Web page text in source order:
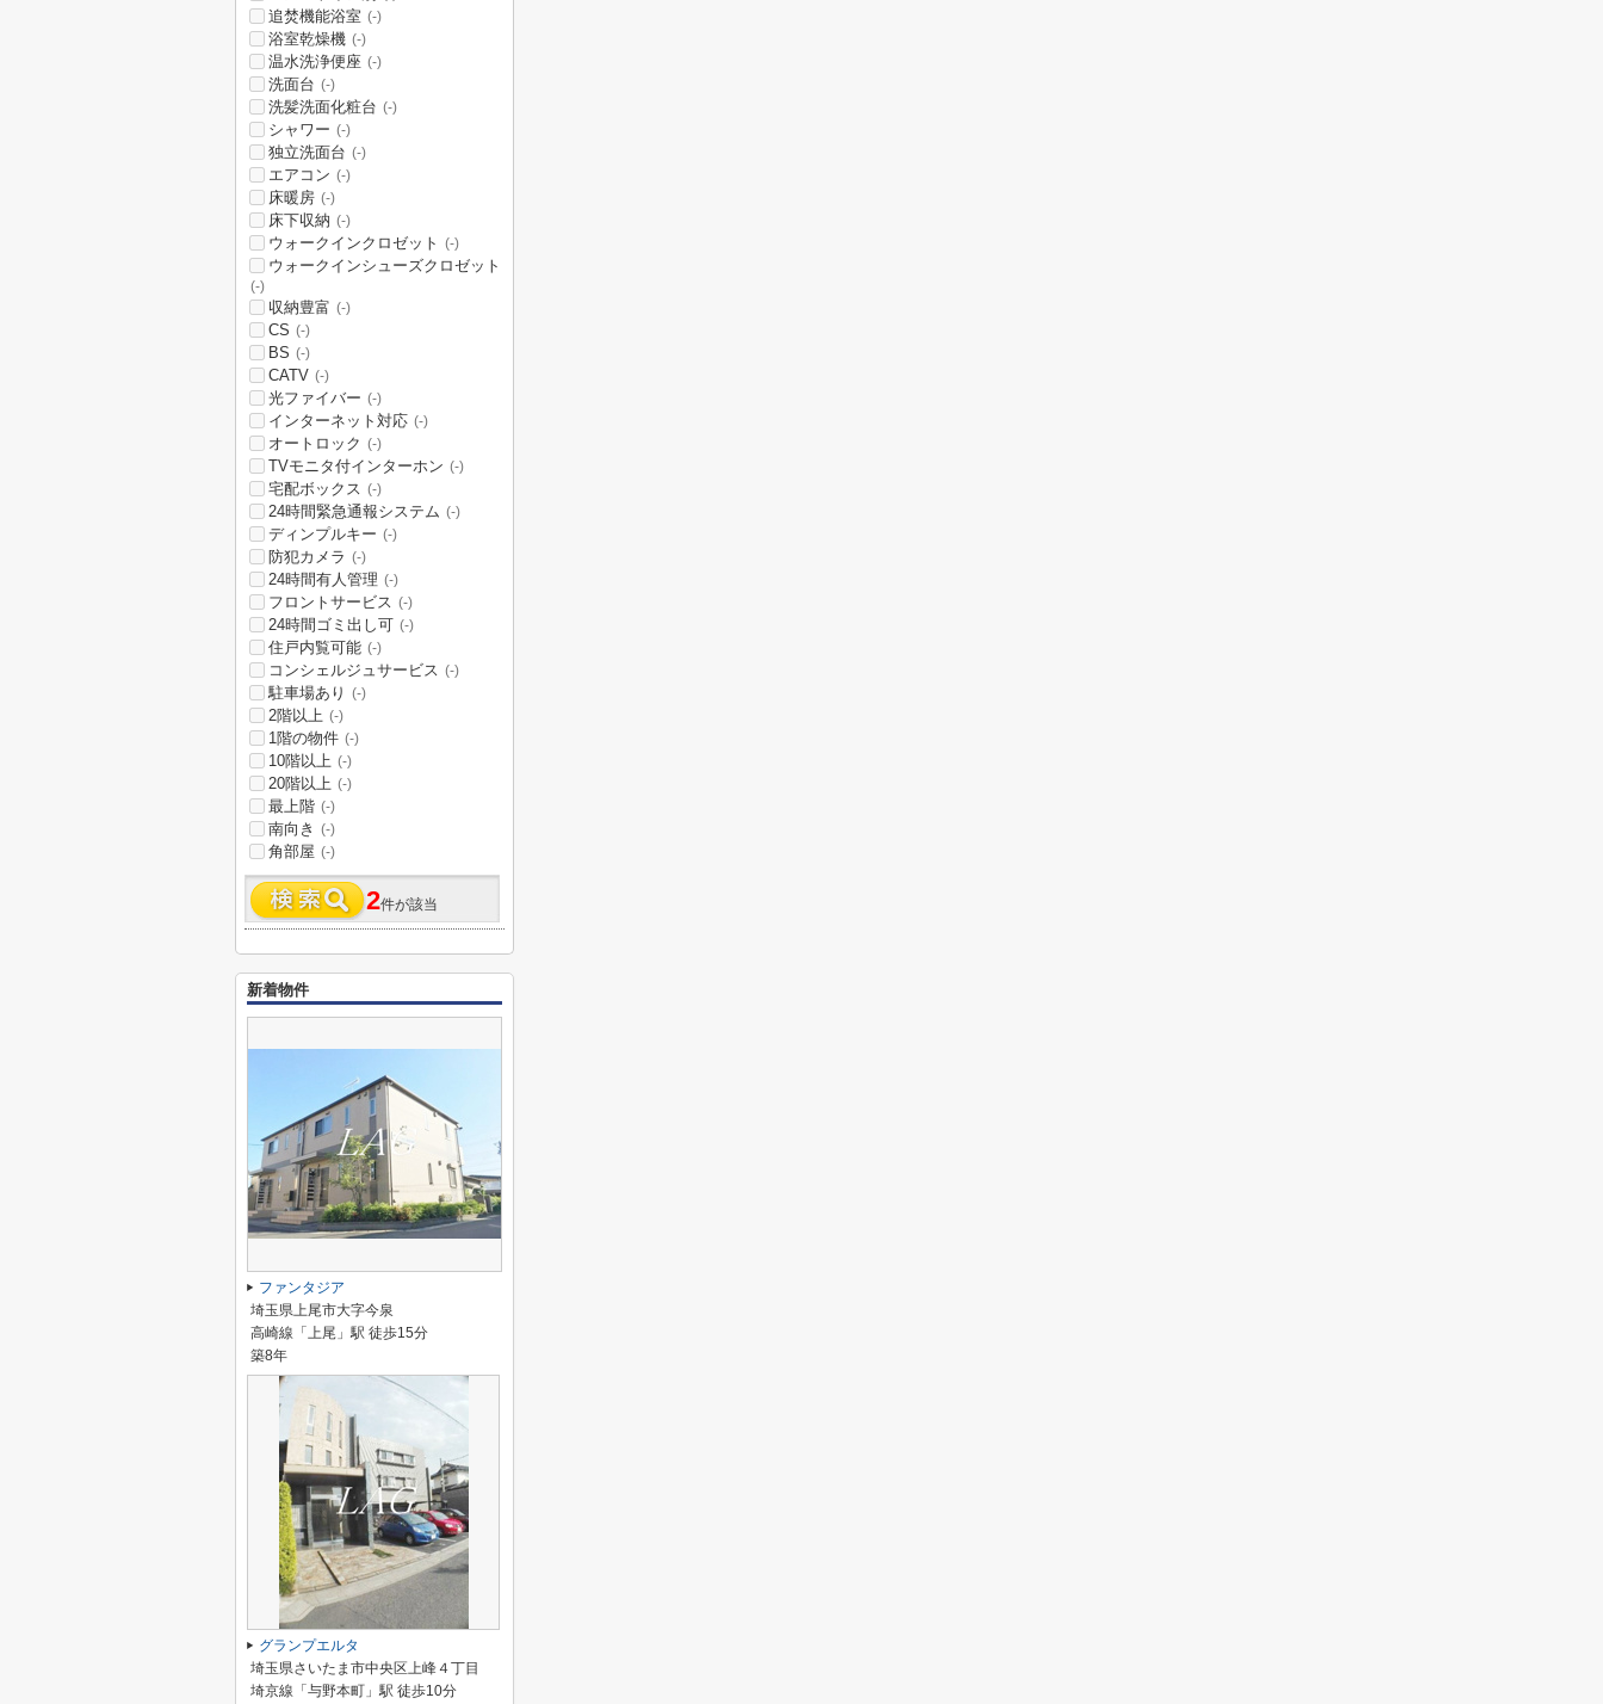
追焚機能浴室 (-)
浴室乾燥機 (-)
温水洗浄便座 (-)
洗面台 (-)
洗髪洗面化粧台 (-)
シャワー (-)
独立洗面台 (-)
エアコン (-)
床暖房 (-)
床下収納 (-)
ウォークインクロゼット (-)
ウォークインシューズクロゼット
(-)
収納豊富 (-)
CS (-)
BS (-)
CATV (-)
光ファイバー (-)
インターネット対応 (-)
オートロック (-)
TVモニタ付インターホン (-)
宅配ボックス (-)
24時間緊急通報システム (-)
ディンプルキー (-)
防犯カメラ (-)
24時間有人管理 (-)
フロントサービス (-)
24時間ゴミ出し可 (-)
住戸内覧可能 (-)
コンシェルジュサービス (-)
駐車場あり (-)
2階以上 (-)
1階の物件 (-)
10階以上 (-)
20階以上 (-)
最上階 (-)
南向き (-)
角部屋 (-)
2件が該当
新着物件
ファンタジア
埼玉県上尾市大字今泉
高崎線「上尾」駅 徒歩15分
築8年
グランプエルタ
埼玉県さいたま市中央区上峰４丁目
埼京線「与野本町」駅 徒歩10分